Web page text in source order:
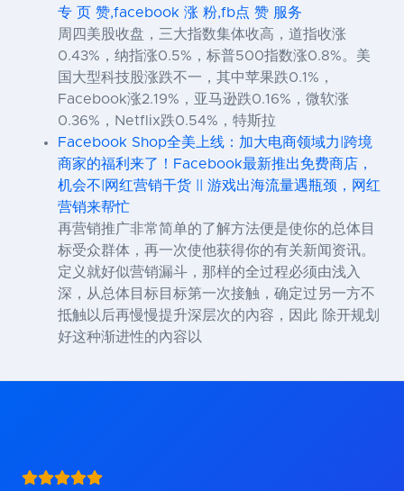
专 页 赞,facebook 涨 粉,fb点 赞 服务
周四美股收盘，三大指数集体收高，道指收涨
0.43%，纳指涨0.5%，标普500指数涨0.8%。美
国大型科技股涨跌不一，其中苹果跌0.1%，
Facebook涨2.19%，亚马逊跌0.16%，微软涨
0.36%，Netflix跌0.54%，特斯拉
Facebook Shop全美上线：加大电商领域力|跨境
商家的福利来了！Facebook最新推出免费商店，
机会不|网红营销干货 || 游戏出海流量遇瓶颈，网红
营销来帮忙
再营销推广非常简单的了解方法便是使你的总体目
标受众群体，再一次使他获得你的有关新闻资讯。
定义就好似营销漏斗，那样的全过程必须由浅入
深，从总体目标目标第一次接触，确定过另一方不
抵触以后再慢慢提升深层次的內容，因此 除开规划
好这种渐进性的內容以